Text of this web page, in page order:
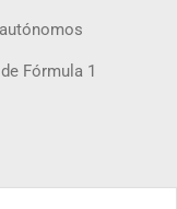
Fórmula 1